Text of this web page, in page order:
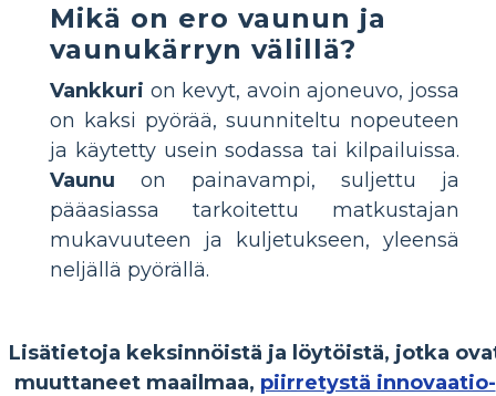
Mikä on ero vaunun ja
vaunukärryn välillä?
Vankkuri on kevyt, avoin ajoneuvo, jossa
on kaksi pyörää, suunniteltu nopeuteen
ja käytetty usein sodassa tai kilpailuissa.
Vaunu on painavampi, suljettu ja
pääasiassa tarkoitettu matkustajan
mukavuuteen ja kuljetukseen, yleensä
neljällä pyörällä.
Lisätietoja keksinnöistä ja löytöistä, jotka
muuttaneet maailmaa, piirretystä innovaatio-